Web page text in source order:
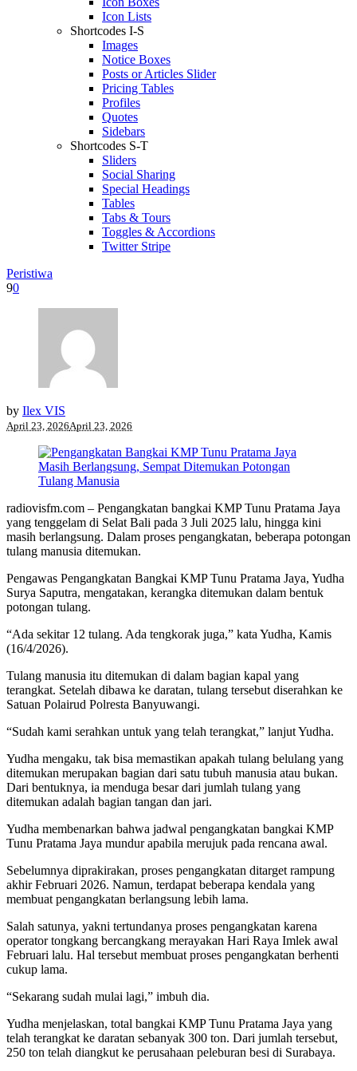
Icon Lists
Shortcodes I-S
Images
Notice Boxes
Posts or Articles Slider
Pricing Tables
Profiles
Quotes
Sidebars
Shortcodes S-T
Sliders
Social Sharing
Special Headings
Tables
Tabs & Tours
Toggles & Accordions
Twitter Stripe
Peristiwa
90
by Ilex VIS
April 23, 2026April 23, 2026
radiovisfm.com – Pengangkatan bangkai KMP Tunu Pratama Jaya
yang tenggelam di Selat Bali pada 3 Juli 2025 lalu, hingga kini
masih berlangsung. Dalam proses pengangkatan, beberapa potongan
tulang manusia ditemukan.
Pengawas Pengangkatan Bangkai KMP Tunu Pratama Jaya, Yudha
Surya Saputra, mengatakan, kerangka ditemukan dalam bentuk
potongan tulang.
“Ada sekitar 12 tulang. Ada tengkorak juga,” kata Yudha, Kamis
(16/4/2026).
Tulang manusia itu ditemukan di dalam bagian kapal yang
terangkat. Setelah dibawa ke daratan, tulang tersebut diserahkan ke
Satuan Polairud Polresta Banyuwangi.
“Sudah kami serahkan untuk yang telah terangkat,” lanjut Yudha.
Yudha mengaku, tak bisa memastikan apakah tulang belulang yang
ditemukan merupakan bagian dari satu tubuh manusia atau bukan.
Dari bentuknya, ia menduga besar dari jumlah tulang yang
ditemukan adalah bagian tangan dan jari.
Yudha membenarkan bahwa jadwal pengangkatan bangkai KMP
Tunu Pratama Jaya mundur apabila merujuk pada rencana awal.
Sebelumnya diprakirakan, proses pengangkatan ditarget rampung
akhir Februari 2026. Namun, terdapat beberapa kendala yang
membuat pengangkatan berlangsung lebih lama.
Salah satunya, yakni tertundanya proses pengangkatan karena
operator tongkang bercangkang merayakan Hari Raya Imlek awal
Februari lalu. Hal tersebut membuat proses pengangkatan berhenti
cukup lama.
“Sekarang sudah mulai lagi,” imbuh dia.
Yudha menjelaskan, total bangkai KMP Tunu Pratama Jaya yang
telah terangkat ke daratan sebanyak 300 ton. Dari jumlah tersebut,
250 ton telah diangkut ke perusahaan peleburan besi di Surabaya.